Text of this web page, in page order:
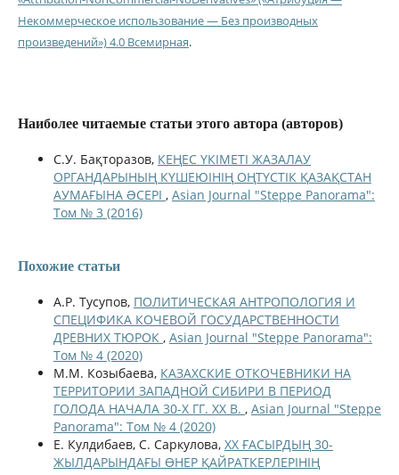
Некоммерческое использование — Без производных
произведений») 4.0 Всемирная.
Наиболее читаемые статьи этого автора (авторов)
С.У. Бақторазов, КЕҢЕС ҮКІМЕТІ ЖАЗАЛАУ
ОРГАНДАРЫНЫҢ КҮШЕЮІНІҢ ОҢТҮСТІК ҚАЗАҚСТАН
АУМАҒЫНА ƏСЕРІ , Asian Journal "Steppe Panorama":
Том № 3 (2016)
Похожие статьи
А.Р. Тусупов, ПОЛИТИЧЕСКАЯ АНТРОПОЛОГИЯ И
СПЕЦИФИКА КОЧЕВОЙ ГОСУДАРСТВЕННОСТИ
ДРЕВНИХ ТЮРОК , Asian Journal "Steppe Panorama":
Том № 4 (2020)
М.М. Козыбаева, КАЗАХСКИЕ ОТКОЧЕВНИКИ НА
ТЕРРИТОРИИ ЗАПАДНОЙ СИБИРИ В ПЕРИОД
ГОЛОДА НАЧАЛА 30-Х ГГ. XX В. , Asian Journal "Steppe
Panorama": Том № 4 (2020)
Е. Кулдибаев, С. Саркулова, ХХ ҒАСЫРДЫҢ 30-
ЖЫЛДАРЫНДАҒЫ ӨНЕР ҚАЙРАТКЕРЛЕРІНІҢ